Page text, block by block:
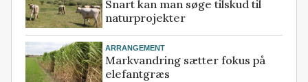
Snart kan man søge tilskud til
naturprojekter
ARRANGEMENT
Markvandring sætter fokus på
elefantgræs